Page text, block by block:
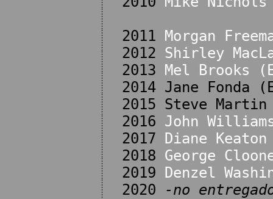
2011
Morgan
2012 Shirley
2013
Mel Brooks
2014 Jane Fonda
2015 Steve
2016 John
2017
Diane
2018 George
2019
Denzel
2020
-no